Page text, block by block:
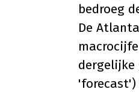
bedroeg
De
dergelijke
'forecast')